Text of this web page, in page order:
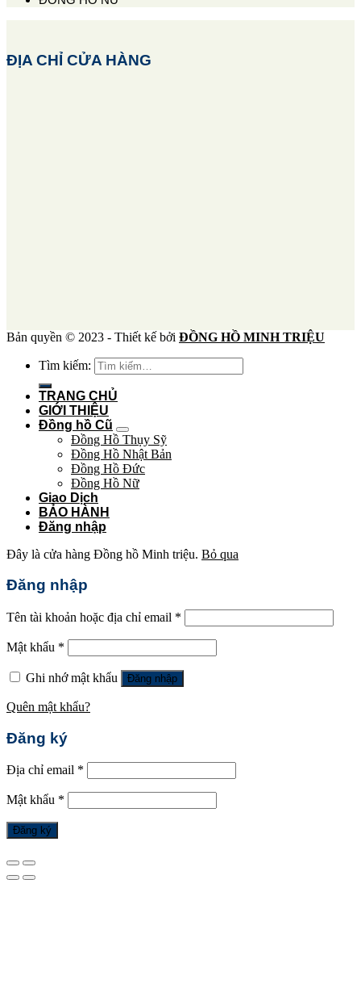
ĐỊA CHỈ CỬA HÀNG
Bản quyền © 2023 - Thiết kế bởi ĐỒNG HỒ MINH TRIỆU
Tìm kiếm:
TRANG CHỦ
GIỚI THIỆU
Đồng hồ Cũ
Đồng Hồ Thụy Sỹ
Đồng Hồ Nhật Bản
Đồng Hồ Đức
Đồng Hồ Nữ
Giao Dịch
BẢO HÀNH
Đăng nhập
Đây là cửa hàng Đồng hồ Minh triệu. Bỏ qua
Đăng nhập
Tên tài khoản hoặc địa chỉ email *
Mật khẩu *
Ghi nhớ mật khẩu Đăng nhập
Quên mật khẩu?
Đăng ký
Địa chỉ email *
Mật khẩu *
Đăng ký